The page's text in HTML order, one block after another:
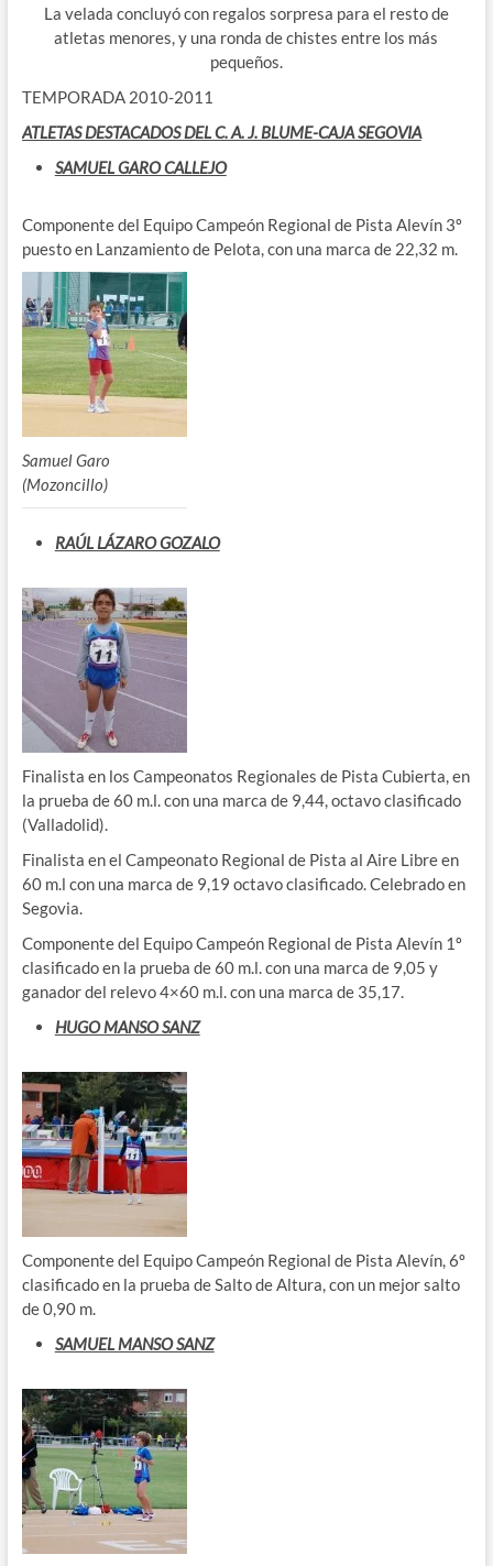
La velada concluyó con regalos sorpresa para el resto de
atletas menores, y una ronda de chistes entre los más
pequeños.
TEMPORADA 2010-2011
ATLETAS DESTACADOS DEL C. A. J. BLUME-CAJA SEGOVIA
SAMUEL GARO CALLEJO
Componente del Equipo Campeón Regional de Pista Alevín 3º
puesto en Lanzamiento de Pelota, con una marca de 22,32 m.
Samuel Garo
(Mozoncillo)
RAÚL LÁZARO GOZALO
Finalista en los Campeonatos Regionales de Pista Cubierta, en
la prueba de 60 m.l. con una marca de 9,44, octavo clasificado
(Valladolid).
Finalista en el Campeonato Regional de Pista al Aire Libre en
60 m.l con una marca de 9,19 octavo clasificado. Celebrado en
Segovia.
Componente del Equipo Campeón Regional de Pista Alevín 1º
clasificado en la prueba de 60 m.l. con una marca de 9,05 y
ganador del relevo 4×60 m.l. con una marca de 35,17.
HUGO MANSO SANZ
Componente del Equipo Campeón Regional de Pista Alevín, 6º
clasificado en la prueba de Salto de Altura, con un mejor salto
de 0,90 m.
SAMUEL MANSO SANZ